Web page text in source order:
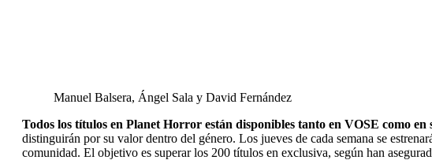
Manuel Balsera, Ángel Sala y David Fernández
Todos los títulos en Planet Horror están disponibles tanto en VOSE como en
distinguirán por su valor dentro del género. Los jueves de cada semana se
comunidad. El objetivo es superar los 200 títulos en exclusiva, según han